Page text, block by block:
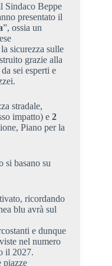
Sindaco Beppe
presentato il
”, ossia un
sicurezza sulle
grazie alla
sei esperti e
stradale,
impatto) e 2
Piano per la
si basano su
ricordando
blu avrà sul
e dunque
nel numero
il 2027.
piazze